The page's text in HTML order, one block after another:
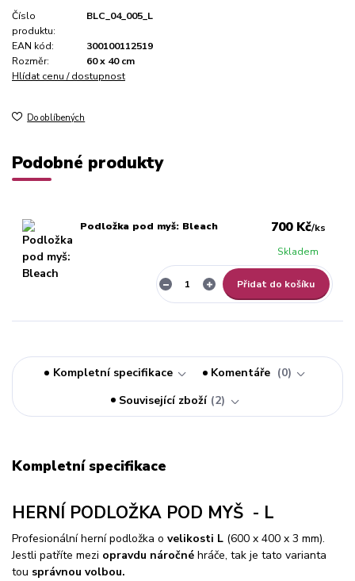
Číslo
produktu:
BLC_04_005_L
EAN kód:
300100112519
Rozměr:
60 x 40 cm
Hlídat cenu / dostupnost
Do oblíbených
Podobné produkty
Podložka pod myš: Bleach 700 Kč/ks
Skladem
Přidat do košíku
Kompletní specifikace Komentáře
0
Související zboží 2
Kompletní specifikace
HERNÍ PODLOŽKA POD MYŠ - L
Profesionální herní podložka o velikosti L (600 x 400 x 3 mm).
Jestli patříte mezi opravdu náročné hráče, tak je tato varianta
tou správnou volbou.